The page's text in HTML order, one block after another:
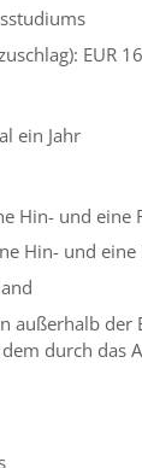
EUR
ein Jahr
Hin- und eine
Hin- und eine
außerhalb der
durch das